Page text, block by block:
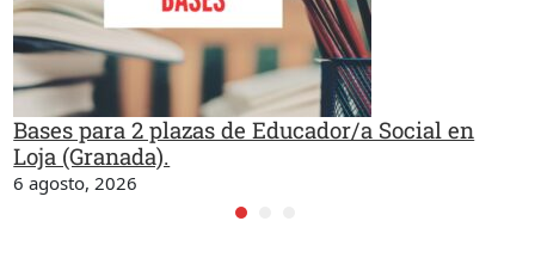
Bases para 2 plazas de Educador/a Social en
Loja (Granada).
6 agosto, 2026